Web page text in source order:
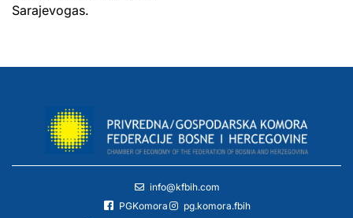
Sarajevogas.
info@kfbih.com
PGKomora
pg.komora.fbih